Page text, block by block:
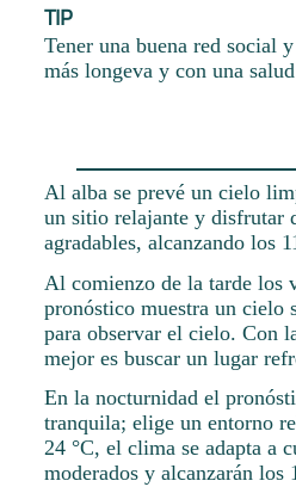
TIP
Tener una buena red social
más longeva y con una
Al alba se prevé un cielo
un sitio relajante y disfrutar
agradables, alcanzando los
Al comienzo de la tarde los
pronóstico muestra un cielo
para observar el cielo. Con
mejor es buscar un lugar
En la nocturnidad el
tranquila; elige un entorno
24 °C, el clima se adapta a
moderados y alcanzarán los